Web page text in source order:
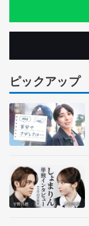
ピックアップ